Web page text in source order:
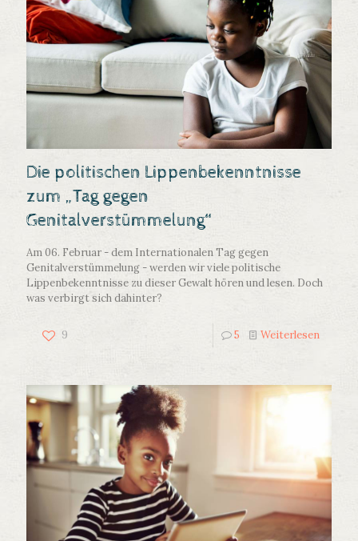
Die politischen Lippenbekenntnisse
zum „Tag gegen
Genitalverstümmelung“
Am 06. Februar - dem Internationalen Tag gegen
Genitalverstümmelung - werden wir viele politische
Lippenbekenntnisse zu dieser Gewalt hören und lesen. Doch
was verbirgt sich dahinter?
9 5 Weiterlesen